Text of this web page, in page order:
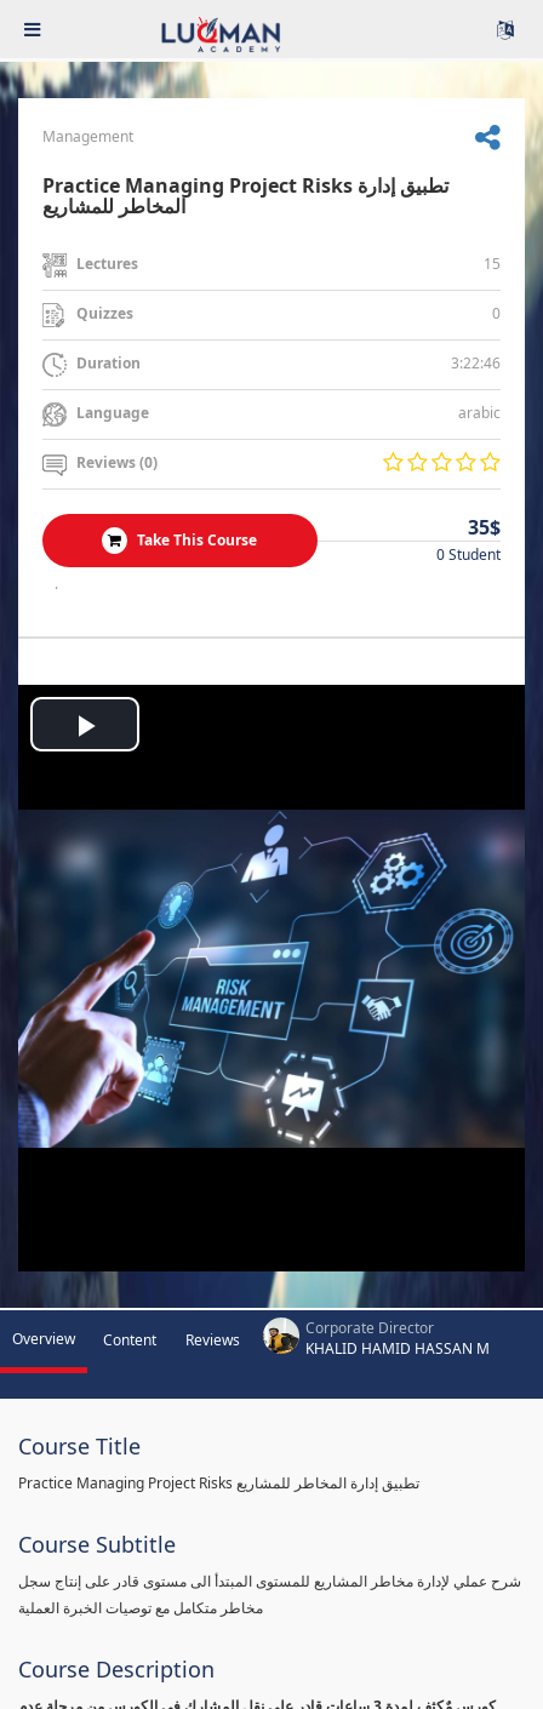
Management
Practice Managing Project Risks تطبيق إدارة
المخاطر للمشاريع
Lectures 15
Quizzes 0
Duration 3:22:46
Language arabic
Reviews (0)
Take This Course 35$
0 Student
.
Play
Video
Overview Content Reviews
Corporate Director
KHALID HAMID HASSAN M
Course Title
Practice Managing Project Risks تطبيق إدارة المخاطر للمشاريع
Course Subtitle
شرح عملي لإدارة مخاطر المشاريع للمستوى المبتدأ الى مستوى قادر على إنتاج سجل
مخاطر متكامل مع توصيات الخبرة العملية
Course Description